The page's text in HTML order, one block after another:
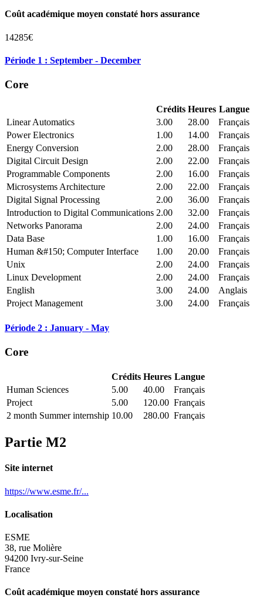
Coût académique moyen constaté hors assurance
14285€
Période 1 : September - December
Core
Crédits Heures Langue
Linear Automatics
3.00 28.00
Français
Power Electronics
1.00 14.00
Français
Energy Conversion
2.00 28.00
Français
Digital Circuit Design
2.00 22.00
Français
Programmable Components
2.00 16.00
Français
Microsystems Architecture
2.00 22.00
Français
Digital Signal Processing
2.00 36.00
Français
Introduction to Digital Communications 2.00 32.00
Français
Networks Panorama
2.00 24.00
Français
Data Base
1.00 16.00
Français
Human &#150; Computer Interface
1.00 20.00
Français
Unix
2.00 24.00
Français
Linux Development
2.00 24.00
Français
English
3.00 24.00
Anglais
Project Management
3.00 24.00 Français
Période 2 : January - May
Core
Crédits Heures Langue
Human Sciences
5.00 40.00
Français
Project
5.00 120.00 Français
2 month Summer internship 10.00 280.00 Français
Partie M2
Site internet
https://www.esme.fr/...
Localisation
ESME
38, rue Molière
94200 Ivry-sur-Seine
France
Coût académique moyen constaté hors assurance